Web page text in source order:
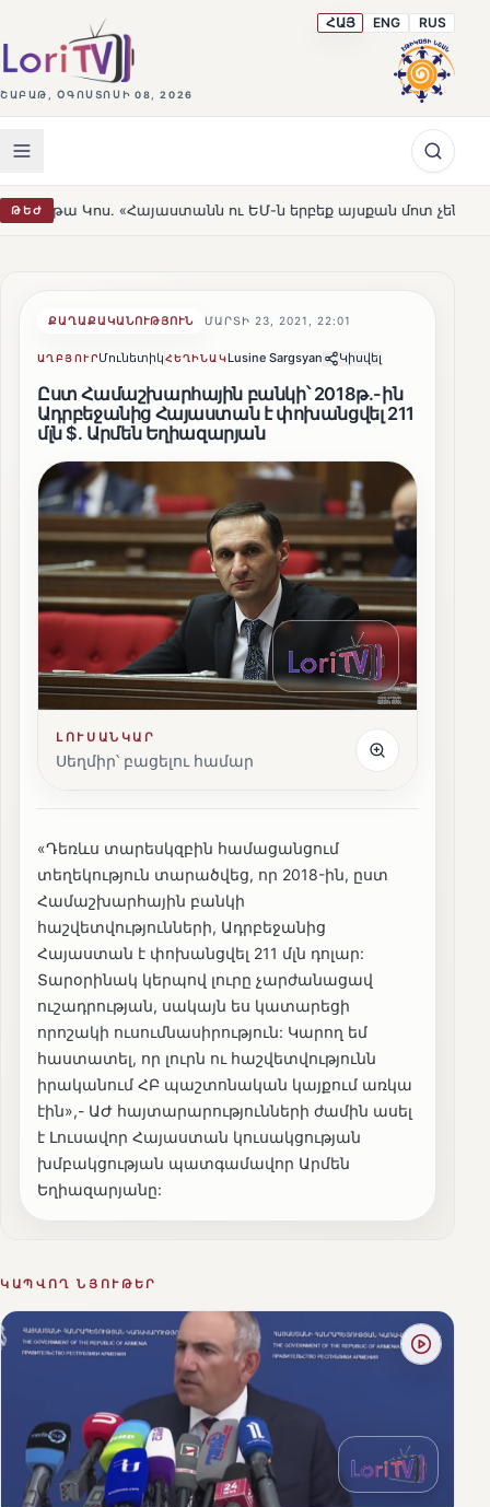
ՇԱԲԱԹ, ՕԳՈՍՏՈՍԻ 08, 2026
ՀԱՅ ENG RUS
ԹԵԺ ու ԵՄ-ն երբեք այսքան մոտ չեն եղել» HOT
ՔԱՂԱՔԱԿԱՆՈՒԹՅՈՒՆ ՄԱՐՏԻ 23, 2021, 22:01
ԱՂԲՅՈՒՐՄունետիկՀԵՂԻՆԱԿLusine Sargsyan Կիսվել
Ըստ Համաշխարհային բանկի՝ 2018թ.-ին
Ադրբեջանից Հայաստան է փոխանցվել 211
մլն $. Արմեն Եղիազարյան
ԼՈՒՍԱՆԿԱՐ
Սեղմիր՝ բացելու համար
«Դեռևս տարեսկզբին համացանցում
տեղեկություն տարածվեց, որ 2018-ին, ըստ
Համաշխարհային բանկի
հաշվետվությունների, Ադրբեջանից
Հայաստան է փոխանցվել 211 մլն դոլար:
Տարօրինակ կերպով լուրը չարժանացավ
ուշադրության, սակայն ես կատարեցի
որոշակի ուսումնասիրություն: Կարող եմ
հաստատել, որ լուրն ու հաշվետվությունն
իրականում ՀԲ պաշտոնական կայքում առկա
էին»,- ԱԺ հայտարարությունների ժամին ասել
է Լուսավոր Հայաստան կուսակցության
խմբակցության պատգամավոր Արմեն
Եղիազարյանը:
ԿԱՊՎՈՂ ՆՅՈՒԹԵՐ